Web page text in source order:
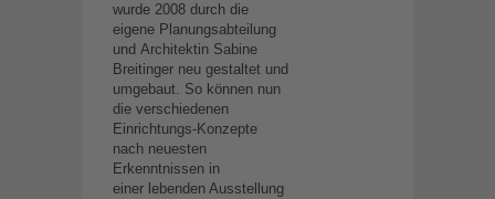
wurde 2008 durch die
eigene Planungsabteilung
und Architektin Sabine
Breitinger neu gestaltet und
umgebaut. So können nun
die verschiedenen
Einrichtungs-Konzepte
nach neuesten
Erkenntnissen in
einer lebenden Ausstellung